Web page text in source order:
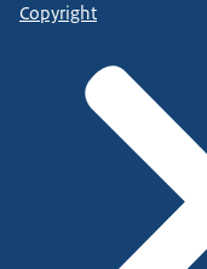
Copyright